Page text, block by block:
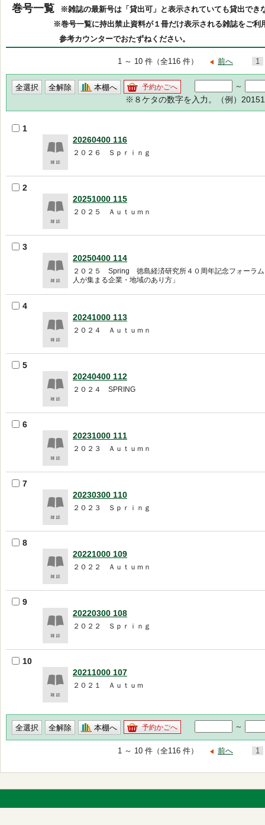
巻号一覧
※雑誌の最新号は「貸出可」と表示されていても貸出でき
※巻号一覧に持出禁止資料が１冊だけ表示される雑誌をご利
参考カウンターでおたずねください。
1 ～ 10 件（全116 件） 前へ 1
本棚へ 予約かごへ ～
※８ケタの数字を入力。（例）
1
20260400 116
２０２６ Ｓｐｒｉｎｇ
2
20251000 115
２０２５ Ａｕｔｕｍｎ
3
20250400 114
２０２５ Spring 徳島経済研究所４０周年記念フォーラム
人が集まる企業・地域のあり方」
4
20241000 113
２０２４ Ａｕｔｕｍｎ
5
20240400 112
２０２４ SPRING
6
20231000 111
２０２３ Ａｕｔｕｍｎ
7
20230300 110
２０２３ Ｓｐｒｉｎｇ
8
20221000 109
２０２２ Ａｕｔｕｍｎ
9
20220300 108
２０２２ Ｓｐｒｉｎｇ
10
20211000 107
２０２１ Ａｕｔｕｍ
本棚へ 予約かごへ ～
1 ～ 10 件（全116 件） 前へ 1